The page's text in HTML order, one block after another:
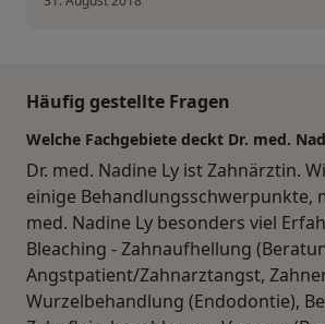
Häufig gestellte Fragen
Welche Fachgebiete deckt Dr. med.
Dr. med. Nadine Ly ist Zahnärztin.
einige Behandlungsschwerpunkte,
med. Nadine Ly besonders viel
Bleaching - Zahnaufhellung
Angstpatient/Zahnarztangst,
Wurzelbehandlung (Endodontie),